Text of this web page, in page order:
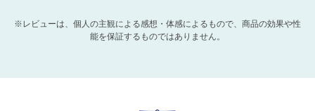
※レビューは、個人の主観による感想・体感によるもので、商品の効果や性
能を保証するものではありません。